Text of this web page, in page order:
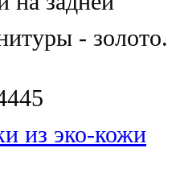
- золото.
из эко-кожи